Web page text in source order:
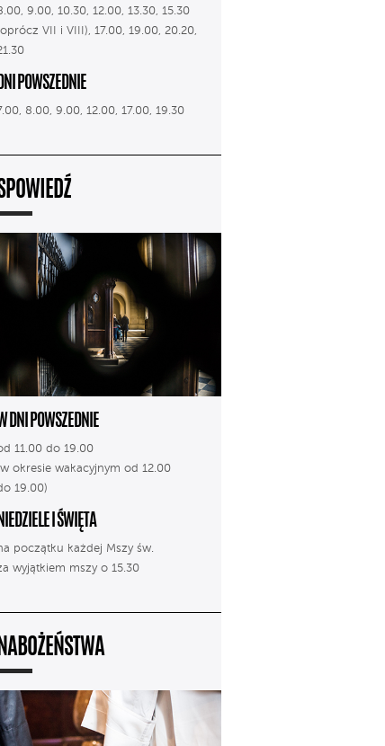
9.00, 10.30, 12.00, 13.30, 15.30
VII i VIII), 17.00, 19.00, 20.20,
DNI POWSZEDNIE
8.00, 9.00, 12.00, 17.00, 19.30
DNI POWSZEDNIE
11.00 do 19.00
okresie wakacyjnym od 12.00
19.00)
NIEDZIELE I ŚWIĘTA
początku każdej Mszy św.
wyjątkiem mszy o 15.30
NABOŻEŃSTWA